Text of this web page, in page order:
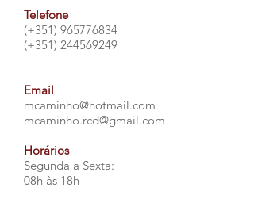
Telefone
(+351) 965776834
(+351) 244569249
Email
mcaminho@hotmail.com
mcaminho.rcd@gmail.com
Horários
Segunda a Sexta:
08h às 18h